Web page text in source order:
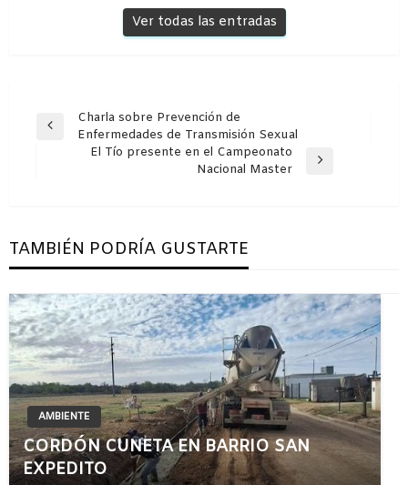
Ver todas las entradas
Navegación
Entrada
Charla sobre Prevención de
Enfermedades de Transmisión Sexual
El Tío presente en el Campeonato
Nacional Master
TAMBIÉN PODRÍA GUSTARTE
AMBIENTE
CORDÓN CUNETA EN BARRIO SAN
EXPEDITO